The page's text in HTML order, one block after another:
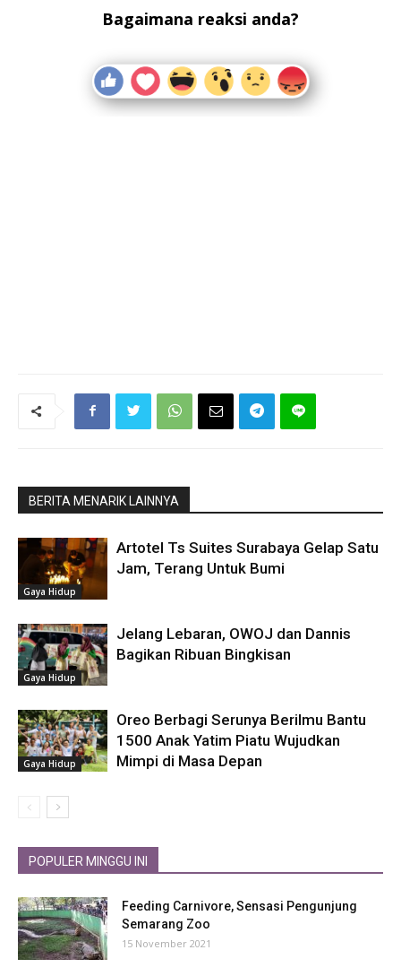
Bagaimana reaksi anda?
BERITA MENARIK LAINNYA
Gaya Hidup
Artotel Ts Suites Surabaya Gelap Satu
Jam, Terang Untuk Bumi
Gaya Hidup
Jelang Lebaran, OWOJ dan Dannis
Bagikan Ribuan Bingkisan
Gaya Hidup
Oreo Berbagi Serunya Berilmu Bantu
1500 Anak Yatim Piatu Wujudkan
Mimpi di Masa Depan
POPULER MINGGU INI
Feeding Carnivore, Sensasi Pengunjung
Semarang Zoo
15 November 2021